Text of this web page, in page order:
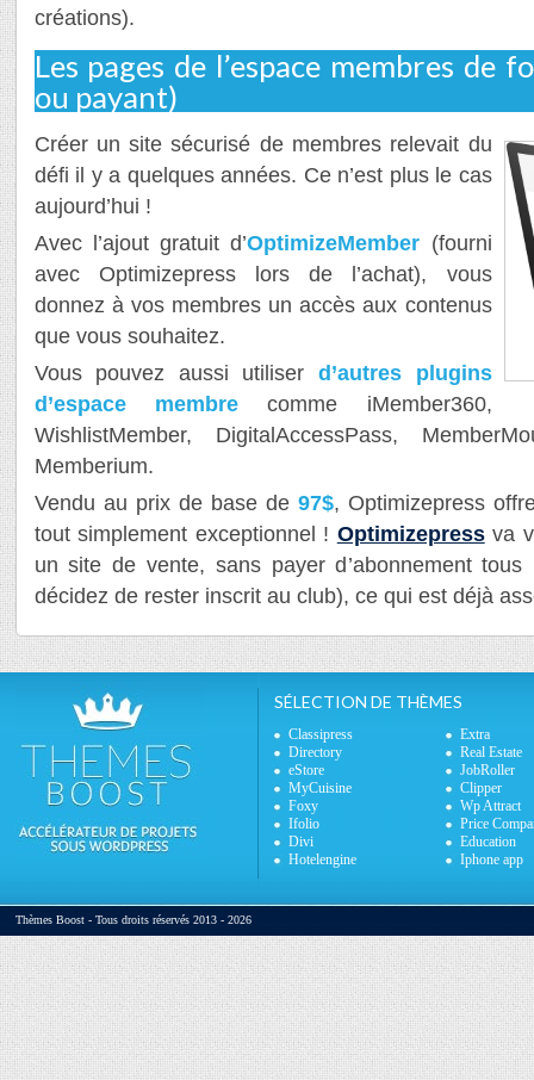
créations).
Les pages de l’espace membres de
ou payant)
Créer un site sécurisé de membres relevait du
défi il y a quelques années. Ce n’est plus le cas
aujourd’hui !
Avec l’ajout gratuit d’OptimizeMember (fourni
avec Optimizepress lors de l’achat), vous
donnez à vos membres un accès aux contenus
que vous souhaitez.
Vous pouvez aussi utiliser d’autres plugins
d’espace membrecomme iMember360,
WishlistMember, DigitalAccessPass,
Memberium.
Vendu au prix de base de 97$, Optimizepress
tout simplement exceptionnel ! Optimizepressva
un site de vente, sans payer d’abonnement
décidez de rester inscrit au club), ce qui est déjà
SÉLECTION DE THÈMES
Classipress
Extra
Directory
Real Estate
eStore
JobRoller
MyCuisine
Clipper
Foxy
Wp Attract
Ifolio
Price
Divi
Education
Hotelengine
Iphone app
Thèmes Boost - Tous droits réservés 2013 - 2026